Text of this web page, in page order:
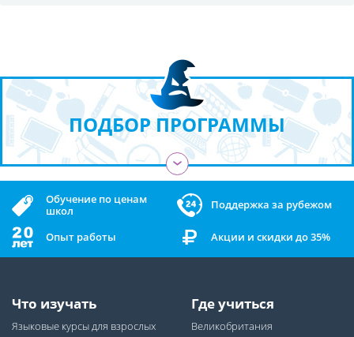
ПОДБОР ПРОГРАММЫ
›
Обучение по ценам
школ
Поддержка за рубежом
Опыт работы Акции и скидки до 35%
Что изучать
Языковые курсы для взрослых
Где учиться
Великобритания